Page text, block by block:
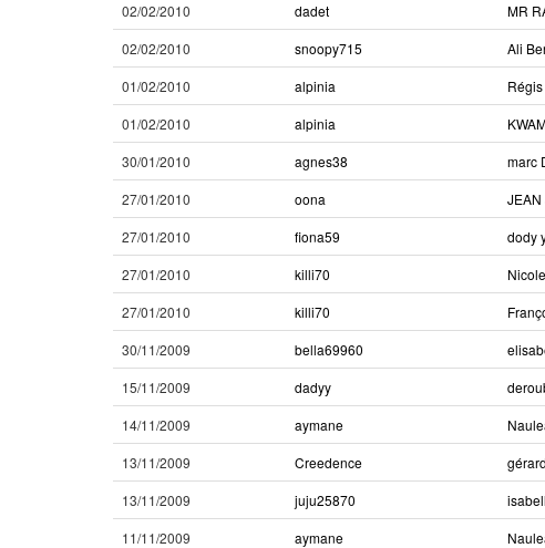
02/02/2010
dadet
MR
02/02/2010
snoopy715
Ali
01/02/2010
alpinia
01/02/2010
alpinia
30/01/2010
agnes38
marc
27/01/2010
oona
27/01/2010
fiona59
dody
27/01/2010
killi70
27/01/2010
killi70
30/11/2009
bella69960
15/11/2009
dadyy
14/11/2009
aymane
13/11/2009
Creedence
13/11/2009
juju25870
11/11/2009
aymane